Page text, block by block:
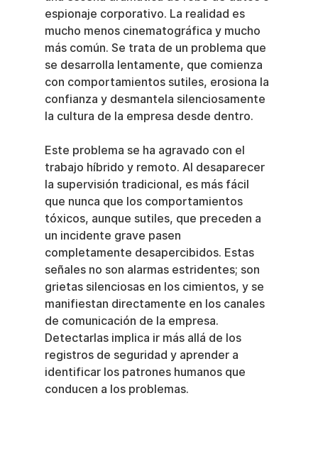
espionaje corporativo. La realidad es
mucho menos cinematográfica y mucho
más común. Se trata de un problema que
se desarrolla lentamente, que comienza
con comportamientos sutiles, erosiona la
confianza y desmantela silenciosamente
la cultura de la empresa desde dentro.
Este problema se ha agravado con el
trabajo híbrido y remoto. Al desaparecer
la supervisión tradicional, es más fácil
que nunca que los comportamientos
tóxicos, aunque sutiles, que preceden a
un incidente grave pasen
completamente desapercibidos. Estas
señales no son alarmas estridentes; son
grietas silenciosas en los cimientos, y se
manifiestan directamente en los canales
de comunicación de la empresa.
Detectarlas implica ir más allá de los
registros de seguridad y aprender a
identificar los patrones humanos que
conducen a los problemas.